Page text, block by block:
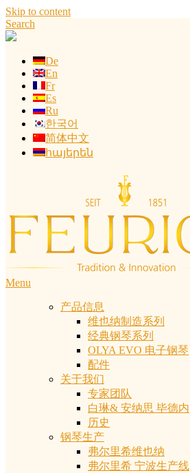
Skip to content
Search
De
En
Fr
Es
Ru
한국어
简体中文
հայերեն
Menu
产品信息
维也纳制造系列
经典钢琴系列
OLYA EVO 电子钢琴
配件
关于我们
专家团队
白琳& 安纳思 毕德内
历史
钢琴生产
弗尔里希维也纳
弗尔里希 宁波生产线